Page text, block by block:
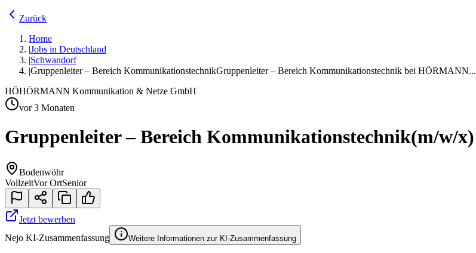
Zurück
Home
|Jobs in Deutschland
|Schwandorf
|Gruppenleiter – Bereich KommunikationstechnikGruppenleiter – Bereich Kommunikationstechnik bei HÖRMANN...
HÖHÖRMANN Kommunikation & Netze GmbH
vor 3 Monaten
Gruppenleiter – Bereich Kommunikationstechnik(m/w/x)
Bodenwöhr
VollzeitVor OrtSenior
Jetzt bewerben
Nejo KI-Zusammenfassung
Weitere Informationen zur KI-Zusammenfassung